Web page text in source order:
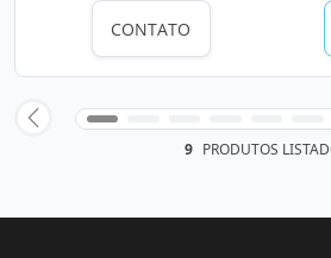
CONTATO
9 PRODUTOS